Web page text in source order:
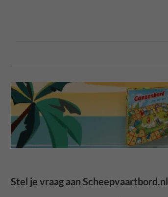
Stel je vraag aan Scheepvaartbord.nl